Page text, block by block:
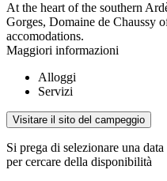
At the heart of the southern
Gorges, Domaine de Chaussy
accomodations.
Maggiori informazioni
Alloggi
Servizi
Visitare il sito del campeggio
Si prega di selezionare una
per cercare della disponibilità